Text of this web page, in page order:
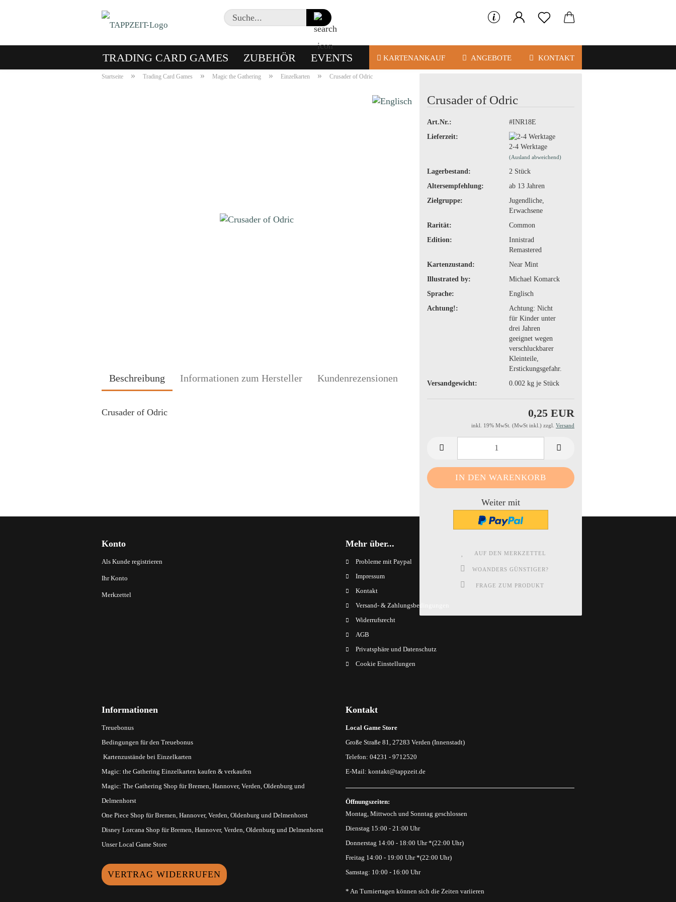
Suche...
TRADING CARD GAMES ZUBEHÖR EVENTS KARTENANKAUF ANGEBOTE KONTAKT
Startseite » Trading Card Games » Magic the Gathering » Einzelkarten » Crusader of Odric
Crusader of Odric
Art.Nr.:
#INR18E
Lieferzeit:
2-4 Werktage
(Ausland abweichend)
Lagerbestand: 2 Stück
Altersempfehlung:
ab 13 Jahren
Zielgruppe:
Jugendliche,
Erwachsene
Rarität:
Common
Edition:
Innistrad
Remastered
Kartenzustand:
Near Mint
Illustrated by:
Michael Komarck
Sprache:
Englisch
Achtung!:
Achtung: Nicht
für Kinder unter
drei Jahren
geeignet wegen
verschluckbarer
Kleinteile,
Erstickungsgefahr.
Versandgewicht:
0.002 kg je Stück
0,25 EUR
inkl. 19% MwSt. (MwSt inkl.) zzgl. Versand
Weiter mit
AUF DEN MERKZETTEL
WOANDERS GÜNSTIGER?
FRAGE ZUM PRODUKT
Beschreibung Informationen zum Hersteller Kundenrezensionen
Crusader of Odric
Konto
Als Kunde registrieren
Ihr Konto
Merkzettel
Mehr über...
Probleme mit Paypal
Impressum
Kontakt
Versand- & Zahlungsbedingungen
Widerrufsrecht
AGB
Privatsphäre und Datenschutz
Cookie Einstellungen
Informationen
Treuebonus
Bedingungen für den Treuebonus
Kartenzustände bei Einzelkarten
Magic: the Gathering Einzelkarten kaufen & verkaufen
Magic: The Gathering Shop für Bremen, Hannover, Verden, Oldenburg und
Delmenhorst
One Piece Shop für Bremen, Hannover, Verden, Oldenburg und Delmenhorst
Disney Lorcana Shop für Bremen, Hannover, Verden, Oldenburg und Delmenhorst
Unser Local Game Store
Kontakt
Local Game Store
Große Straße 81, 27283 Verden (Innenstadt)
Telefon: 04231 - 9712520
E-Mail: kontakt@tappzeit.de
Öffnungszeiten:
Montag, Mittwoch und Sonntag geschlossen
Dienstag 15:00 - 21:00 Uhr
Donnerstag 14:00 - 18:00 Uhr *(22:00 Uhr)
Freitag 14:00 - 19:00 Uhr *(22:00 Uhr)
Samstag: 10:00 - 16:00 Uhr
* An Turniertagen können sich die Zeiten variieren
VERTRAG WIDERRUFEN